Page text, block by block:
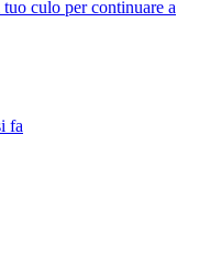
culo per continuare a
fa